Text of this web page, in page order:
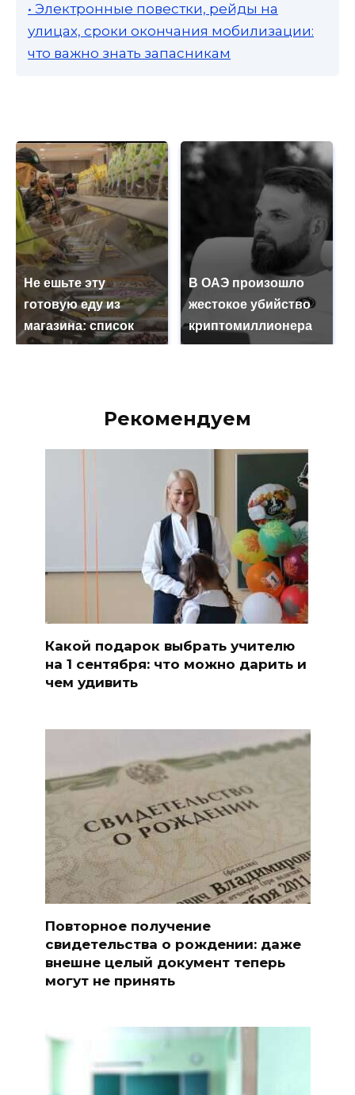
• Электронные повестки, рейды на
улицах, сроки окончания мобилизации:
что важно знать запасникам
Не ешьте эту
готовую еду из
магазина: список
В ОАЭ произошло
жестокое убийство
криптомиллионера
Рекомендуем
Какой подарок выбрать учителю
на 1 сентября: что можно дарить и
чем удивить
Повторное получение
свидетельства о рождении: даже
внешне целый документ теперь
могут не принять